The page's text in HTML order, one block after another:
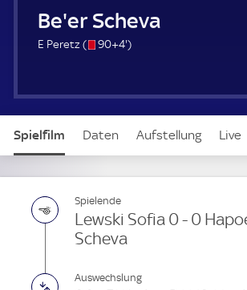
o
t
e
Hapoel Be'er Scheva
E Peretz (
s90+4'9
t
)
Spielfilm Daten Aufstellung Live
Spielende
Lewski Sofia 0 - 0
Scheva
Auswechslung